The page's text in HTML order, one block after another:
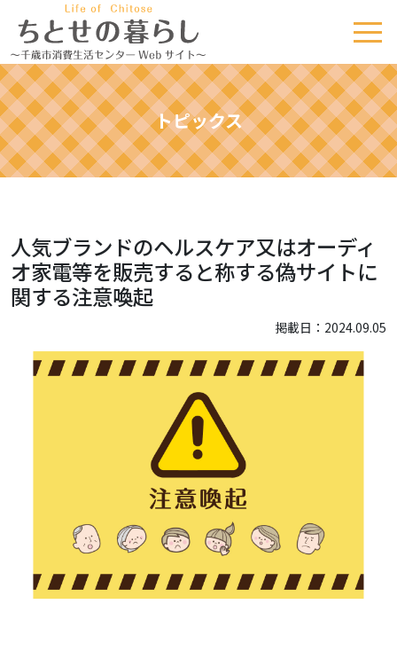
トピックス
人気ブランドのヘルスケア又はオーディ
オ家電等を販売すると称する偽サイトに
関する注意喚起
掲載日：2024.09.05